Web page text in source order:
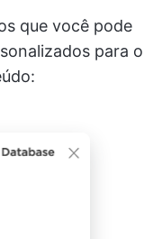
que você pode
para o